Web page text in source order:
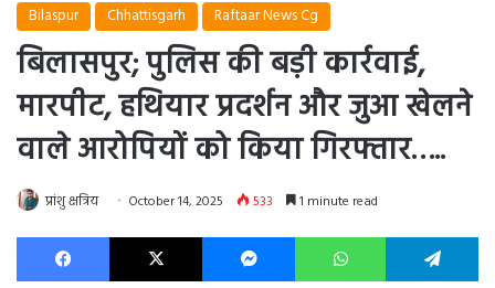
Bilaspur Chhattisgarh Raftaar News Cg
बिलासपुर; पुलिस की बड़ी कार्रवाई,
मारपीट, हथियार प्रदर्शन और जुआ खेलने
वाले आरोपियों को किया गिरफ्तार…..
प्रांशु क्षत्रिय October 14, 2025 533 1 minute read
Facebook X Messenger WhatsApp